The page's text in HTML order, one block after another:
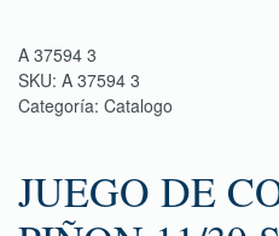
A 37594 3
SKU: A 37594 3
Categoría: Catalogo
JUEGO DE